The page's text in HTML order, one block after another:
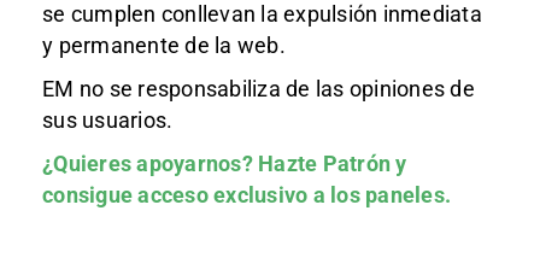
se cumplen conllevan la expulsión inmediata
y permanente de la web.
EM no se responsabiliza de las opiniones de
sus usuarios.
¿Quieres apoyarnos? Hazte Patróny
consigue acceso exclusivo a los paneles.